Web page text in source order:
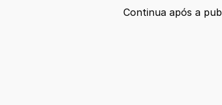
Continua após a